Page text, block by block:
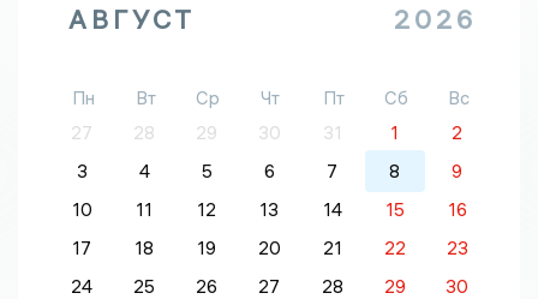
АВГУСТ 2026
Пн Вт Ср Чт Пт Сб
Вс
27
28 29 30 31 1
2
3
4 5 6 7 8
9
10
11 12 13 14 15
16
17
18 19 20 21 22
23
24
25 26 27 28 29
30